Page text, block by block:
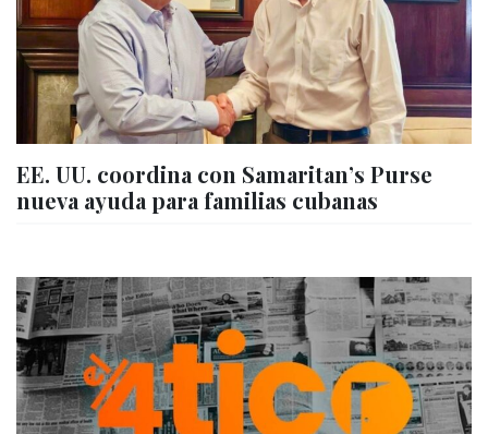
EE. UU. coordina con Samaritan’s Purse
nueva ayuda para familias cubanas